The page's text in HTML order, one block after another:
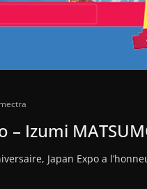
– Izumi
Japan Expo a